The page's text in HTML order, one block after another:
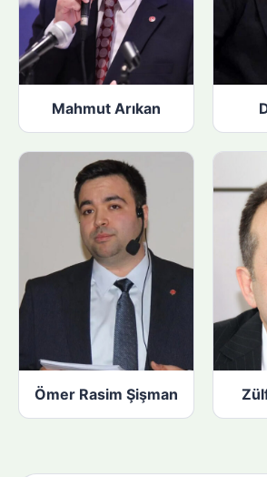
Mahmut Arıkan
Ömer Rasim Şişman